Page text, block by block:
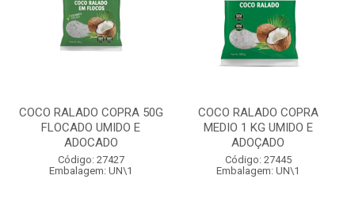
COCO RALADO COPRA 50G
FLOCADO UMIDO E
ADOCADO
Código: 27427
Embalagem: UN\1
COCO RALADO COPRA
MEDIO 1 KG UMIDO E
ADOÇADO
Código: 27445
Embalagem: UN\1